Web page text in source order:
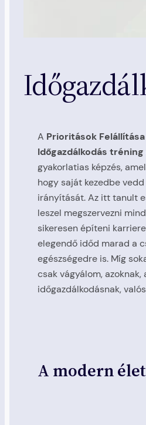
A Prioritások
Időgazdálkodás tréning
gyakorlatias képzés,
hogy saját kezedbe
irányítását. Az itt tanult
leszel megszervezni
sikeresen építeni
elegendő időd marad a
egészségedre is. Míg
csak vágyálom,
időgazdálkodásnak,
A modern